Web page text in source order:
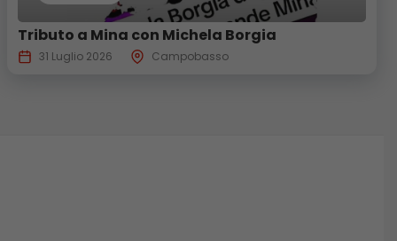
Tributo a Mina con Michela Borgia
31 Luglio 2026 Campobasso